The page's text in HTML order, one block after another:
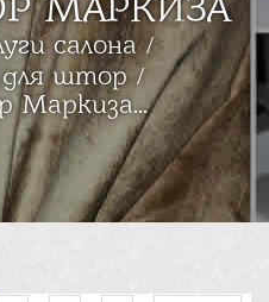
МАРКИЗА
салона
для штор
Маркиза...